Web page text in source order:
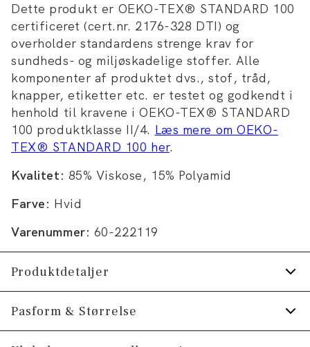
Dette produkt er OEKO-TEX® STANDARD 100
certificeret (cert.nr. 2176-328 DTI) og
overholder standardens strenge krav for
sundheds- og miljøskadelige stoffer. Alle
komponenter af produktet dvs., stof, tråd,
knapper, etiketter etc. er testet og godkendt i
henhold til kravene i OEKO-TEX® STANDARD
100 produktklasse II/4. Læs mere om OEKO-
TEX® STANDARD 100 her.
Kvalitet: 85% Viskose, 15% Polyamid
Farve: Hvid
Varenummer: 60-222119
Produktdetaljer
Certificeret med OEKO-TEX® STANDARD
100.
Pasform & Størrelse